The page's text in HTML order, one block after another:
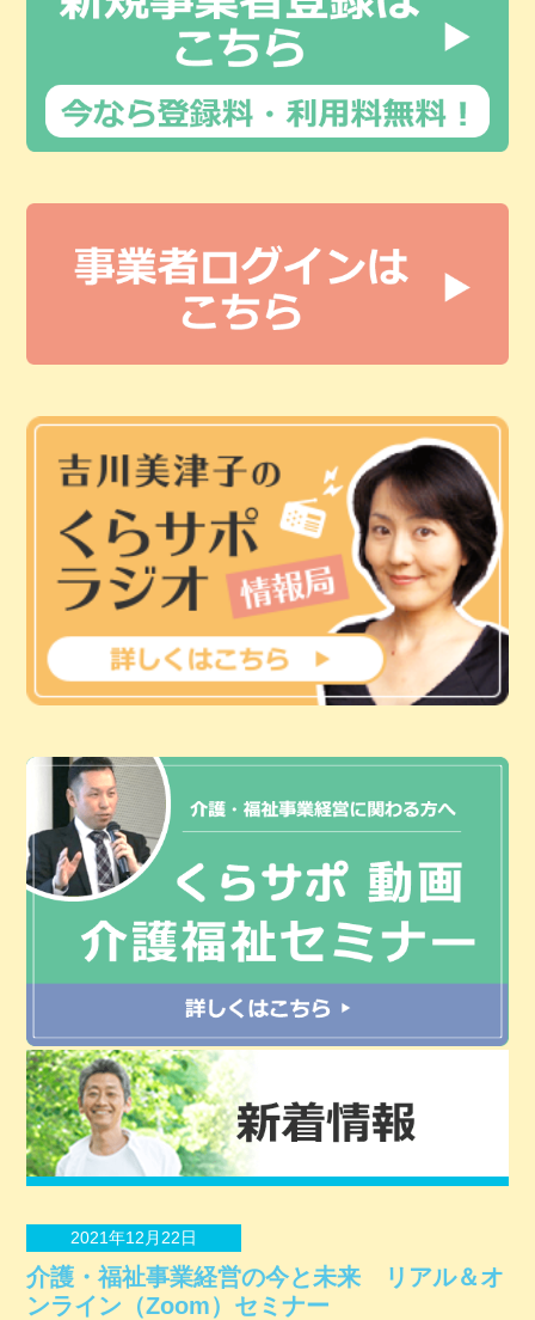
2021年12月22日
介護・福祉事業経営の今と未来 リアル＆オ
ンライン（Zoom）セミナー